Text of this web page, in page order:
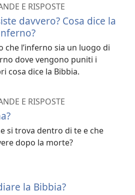
E RISPOSTE
davvero? Cosa dice la
che l’inferno sia un luogo di
dove vengono puniti i
cosa dice la Bibbia.
E RISPOSTE
si trova dentro di te e che
dopo la morte?
la Bibbia?